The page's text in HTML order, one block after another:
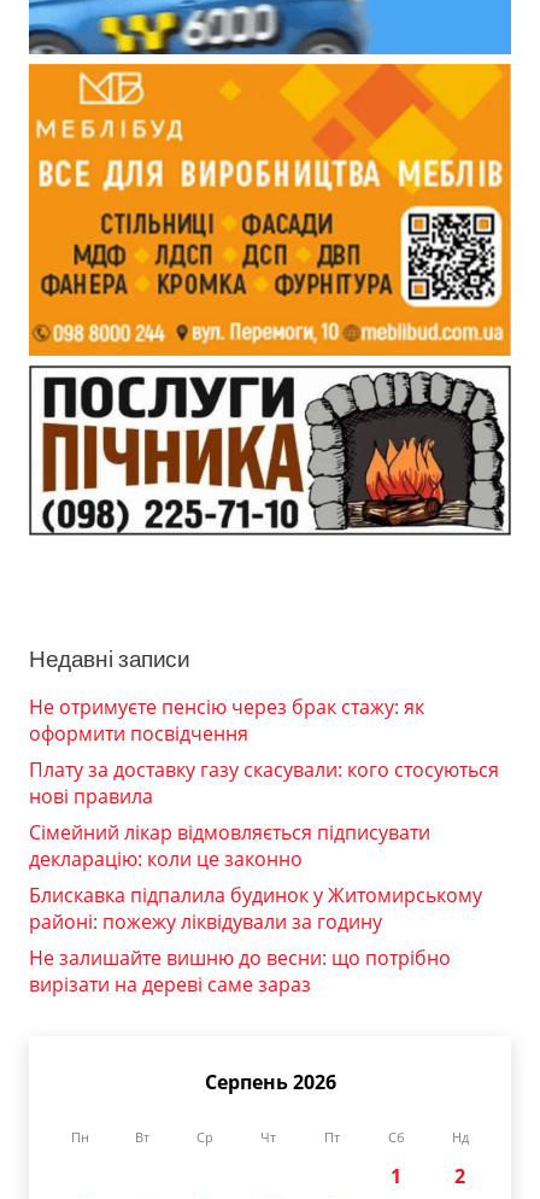
Недавні записи
Не отримуєте пенсію через брак стажу: як
оформити посвідчення
Плату за доставку газу скасували: кого стосуються
нові правила
Сімейний лікар відмовляється підписувати
декларацію: коли це законно
Блискавка підпалила будинок у Житомирському
районі: пожежу ліквідували за годину
Не залишайте вишню до весни: що потрібно
вирізати на дереві саме зараз
Серпень 2026
Пн Вт Ср Чт Пт Сб Нд
1
2